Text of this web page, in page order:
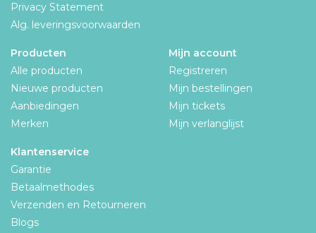
Privacy Statement
Alg. leveringsvoorwaarden
Producten
Alle producten
Nieuwe producten
Aanbiedingen
Merken
Mijn account
Registreren
Mijn bestellingen
Mijn tickets
Mijn verlanglijst
Klantenservice
Garantie
Betaalmethodes
Verzenden en Retourneren
Blogs